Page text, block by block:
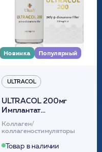
Новинка Популярный
ULTRACOL
ULTRACOL 200мг
Имплантат
внутридермальный,
стерильный на основе
полидиоксанона
/ULTRACOL
Коллаген/
коллагеностимуляторы
Товар в наличии